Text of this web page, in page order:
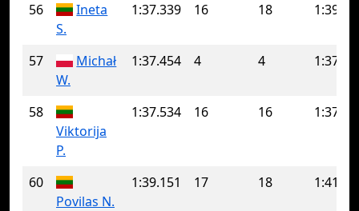
56
Ineta
S.
1:37.339 16 18
57
Michał
W.
1:37.454 4 4
58
Viktorija
P.
1:37.534 16 16
60
Povilas N.
1:39.151 17 18